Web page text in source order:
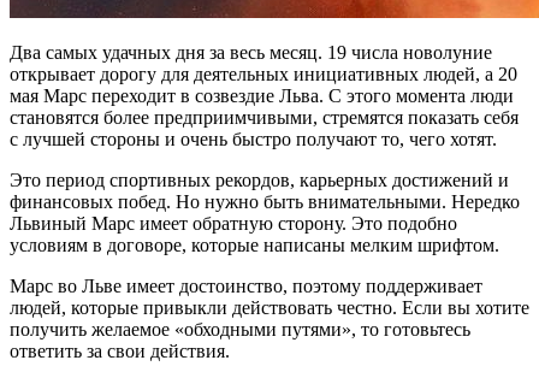
Два самых удачных дня за весь месяц. 19 числа новолуние
открывает дорогу для деятельных инициативных людей, а 20
мая Марс переходит в созвездие Льва. С этого момента люди
становятся более предприимчивыми, стремятся показать себя
с лучшей стороны и очень быстро получают то, чего хотят.
Это период спортивных рекордов, карьерных достижений и
финансовых побед. Но нужно быть внимательными. Нередко
Львиный Марс имеет обратную сторону. Это подобно
условиям в договоре, которые написаны мелким шрифтом.
Марс во Льве имеет достоинство, поэтому поддерживает
людей, которые привыкли действовать честно. Если вы хотите
получить желаемое «обходными путями», то готовьтесь
ответить за свои действия.